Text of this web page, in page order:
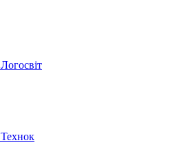
Логосвіт
Технок